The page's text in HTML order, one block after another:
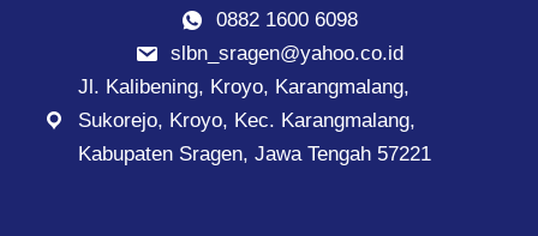
0882 1600 6098
slbn_sragen@yahoo.co.id
Jl. Kalibening, Kroyo, Karangmalang,
Sukorejo, Kroyo, Kec. Karangmalang,
Kabupaten Sragen, Jawa Tengah 57221